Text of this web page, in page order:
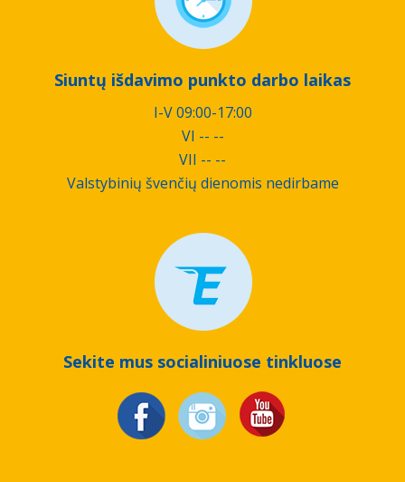
Siuntų išdavimo punkto darbo laikas
I-V 09:00-17:00
VI -- --
VII -- --
Valstybinių švenčių dienomis nedirbame
Sekite mus socialiniuose tinkluose